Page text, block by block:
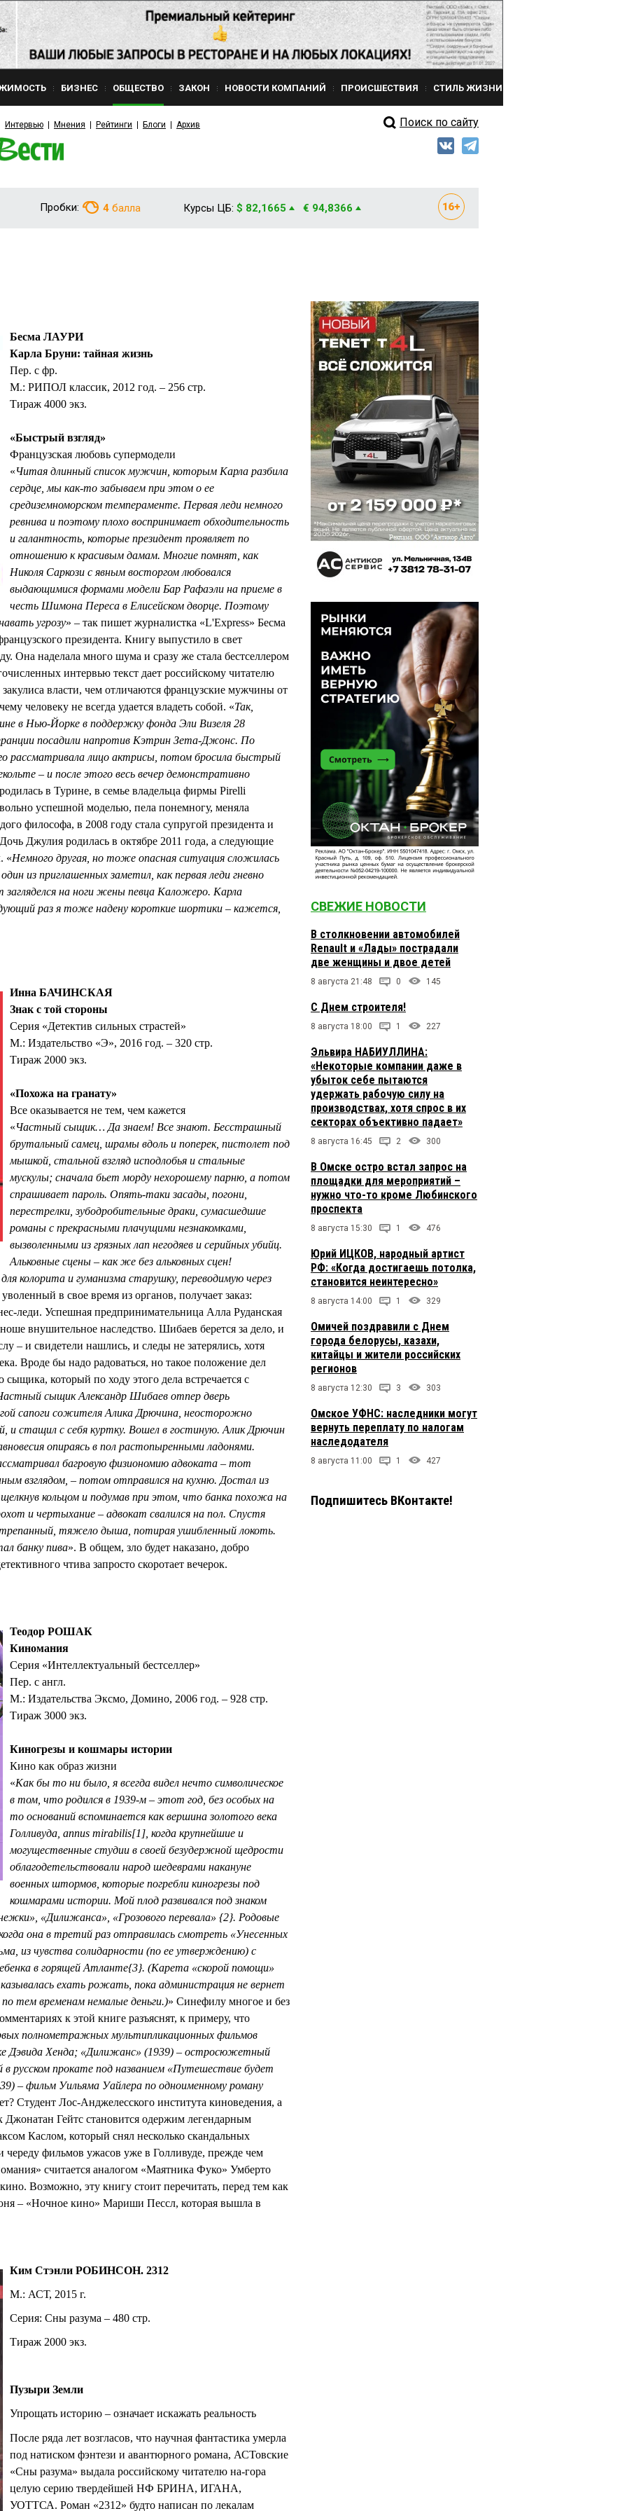
БИЗНЕС ОБЩЕСТВО ЗАКОН НОВОСТИ КОМПАНИЙ ПРОИСШЕСТВИЯ СТИЛЬ ЖИЗНИ
Интервью Мнения Рейтинги Блоги Архив Поиск по сайту
Пробки: 4 балла Курсы ЦБ: $ 82,1665 € 94,8366
Бесма ЛАУРИ
Карла Бруни: тайная жизнь
Пер. с фр.
М.: РИПОЛ классик, 2012 год. – 256 стр.
Тираж 4000 экз.
«Быстрый взгляд»
Французская любовь супермодели
«Читая длинный список мужчин, которым Карла разбила
сердце, мы как-то забываем при этом о ее
средиземноморском темпераменте. Первая леди немного
ревнива и поэтому плохо воспринимает обходительность
и галантность, которые президент проявляет по
отношению к красивым дамам. Многие помнят, как
Николя Саркози с явным восторгом любовался
выдающимися формами модели Бар Рафаэли на приеме в
честь Шимона Переса в Елисейском дворце. Поэтому
угрозу» – так пишет журналистка «L'Express» Бесма
президента. Книгу выпустило в свет
Она наделала много шума и сразу же стала бестселлером
интервью текст дает российскому читателю
власти, чем отличаются французские мужчины от
человеку не всегда удается владеть собой. «Так,
в Нью-Йорке в поддержку фонда Эли Визеля 28
посадили напротив Кэтрин Зета-Джонс. По
рассматривала лицо актрисы, потом бросила быстрый
– и после этого весь вечер демонстративно
в Турине, в семье владельца фирмы Pirelli
успешной моделью, пела понемногу, меняла
философа, в 2008 году стала супругой президента и
Джулия родилась в октябре 2011 года, а следующие
«Немного другая, но тоже опасная ситуация сложилась
из приглашенных заметил, как первая леди гневно
на ноги жены певца Каложеро. Карла
раз я тоже надену короткие шортики – кажется,
Инна БАЧИНСКАЯ
Знак с той стороны
Серия «Детектив сильных страстей»
М.: Издательство «Э», 2016 год. – 320 стр.
Тираж 2000 экз.
«Похожа на гранату»
Все оказывается не тем, чем кажется
«Частный сыщик… Да знаем! Все знают. Бесстрашный
брутальный самец, шрамы вдоль и поперек, пистолет под
мышкой, стальной взгляд исподлобья и стальные
мускулы; сначала бьет морду нехорошему парню, а потом
спрашивает пароль. Опять-таки засады, погони,
перестрелки, зубодробительные драки, сумасшедшие
романы с прекрасными плачущими незнакомками,
вызволенными из грязных лап негодяев и серийных убийц.
Альковные сцены – как же без альковных сцен!
колорита и гуманизма старушку, переводимую через
в свое время из органов, получает заказ:
леди. Успешная предпринимательница Алла Руданская
внушительное наследство. Шибаев берется за дело, и
– и свидетели нашлись, и следы не затерялись, хотя
Вроде бы надо радоваться, но такое положение дел
сыщика, который по ходу этого дела встречается с
сыщик Александр Шибаев отпер дверь
сапоги сожителя Алика Дрючина, неосторожно
и стащил с себя куртку. Вошел в гостиную. Алик Дрючин
опираясь в пол растопыренными ладонями.
багровую физиономию адвоката – тот
взглядом, – потом отправился на кухню. Достал из
кольцом и подумав при этом, что банка похожа на
и чертыхание – адвокат свалился на пол. Спустя
тяжело дыша, потирая ушибленный локоть.
банку пива». В общем, зло будет наказано, добро
чтива запросто скоротает вечерок.
Теодор РОШАК
Киномания
Серия «Интеллектуальный бестселлер»
Пер. с англ.
М.: Издательства Эксмо, Домино, 2006 год. – 928 стр.
Тираж 3000 экз.
Киногрезы и кошмары истории
Кино как образ жизни
«Как бы то ни было, я всегда видел нечто символическое
в том, что родился в 1939-м – этот год, без особых на
то оснований вспоминается как вершина золотого века
Голливуда, annus mirabilis[1], когда крупнейшие и
могущественные студии в своей безудержной щедрости
облагодетельствовали народ шедеврами накануне
военных штормов, которые погребли киногрезы под
кошмарами истории. Мой плод развивался под знаком
«Дилижанса», «Грозового перевала» {2}. Родовые
она в третий раз отправилась смотреть «Унесенных
из чувства солидарности (по ее утверждению) с
в горящей Атланте{3}. (Карета «скорой помощи»
ехать рожать, пока администрация не вернет
тем временам немалые деньги.)» Синефилу многое и без
к этой книге разъяснят, к примеру, что
полнометражных мультипликационных фильмов
Дэвида Хенда; «Дилижанс» (1939) – остросюжетный
русском прокате под названием «Путешествие будет
– фильм Уильяма Уайлера по одноименному роману
Студент Лос-Анджелесского института киноведения, а
Гейтс становится одержим легендарным
Каслом, который снял несколько скандальных
череду фильмов ужасов уже в Голливуде, прежде чем
считается аналогом «Маятника Фуко» Умберто
Возможно, эту книгу стоит перечитать, перед тем как
– «Ночное кино» Мариши Пессл, которая вышла в
Ким Стэнли РОБИНСОН. 2312
М.: АСТ, 2015 г.
Серия: Сны разума – 480 стр.
Тираж 2000 экз.
Пузыри Земли
Упрощать историю – означает искажать реальность
После ряда лет возгласов, что научная фантастика умерла
под натиском фэнтези и авантюрного романа, АСТовские
«Сны разума» выдала российскому читателю на-гора
целую серию твердейшей НФ БРИНА, ИГАНА,
УОТТСА. Роман «2312» будто написан по лекалам
СВЕЖИЕ НОВОСТИ
В столкновении автомобилей
Renault и «Лады» пострадали
две женщины и двое детей
8 августа 21:48 0 145
С Днем строителя!
8 августа 18:00 1 227
Эльвира НАБИУЛЛИНА:
«Некоторые компании даже в
убыток себе пытаются
удержать рабочую силу на
производствах, хотя спрос в их
секторах объективно падает»
8 августа 16:45 2 300
В Омске остро встал запрос на
площадки для мероприятий –
нужно что-то кроме Любинского
проспекта
8 августа 15:30 1 476
Юрий ИЦКОВ, народный артист
РФ: «Когда достигаешь потолка,
становится неинтересно»
8 августа 14:00 1 329
Омичей поздравили с Днем
города белорусы, казахи,
китайцы и жители российских
регионов
8 августа 12:30 3 303
Омское УФНС: наследники могут
вернуть переплату по налогам
наследодателя
8 августа 11:00 1 427
Подпишитесь ВКонтакте!